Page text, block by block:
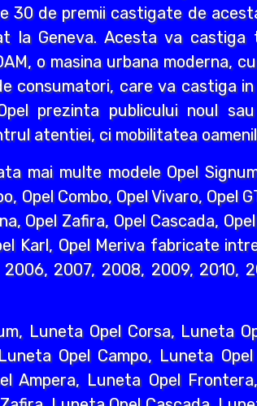
30 de premii castigate de
la Geneva. Acesta va castiga
o masina urbana moderna,
consumatori, care va castiga
prezinta publicului noul
atentiei, ci mobilitatea
mai multe modele Opel
Opel Combo, Opel Vivaro, Opel
Opel Zafira, Opel Cascada,
Karl, Opel Meriva fabricate
2007, 2008, 2009, 2010,
Luneta Opel Corsa, Luneta
Opel Campo, Luneta
Ampera, Luneta Opel